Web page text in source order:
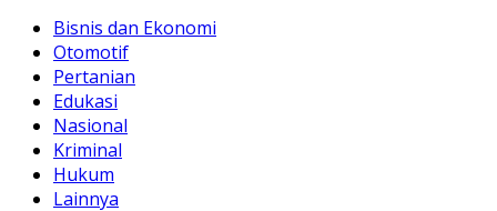
Bisnis dan Ekonomi
Otomotif
Pertanian
Edukasi
Nasional
Kriminal
Hukum
Lainnya